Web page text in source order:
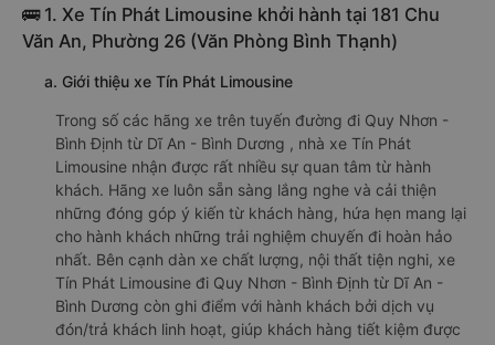
🚌 1. Xe Tín Phát Limousine khởi hành tại 181 Chu
Văn An, Phường 26 (Văn Phòng Bình Thạnh)
a. Giới thiệu xe Tín Phát Limousine
Trong số các hãng xe trên tuyến đường đi Quy Nhơn -
Bình Định từ Dĩ An - Bình Dương , nhà xe Tín Phát
Limousine nhận được rất nhiều sự quan tâm từ hành
khách. Hãng xe luôn sẵn sàng lắng nghe và cải thiện
những đóng góp ý kiến từ khách hàng, hứa hẹn mang lại
cho hành khách những trải nghiệm chuyến đi hoàn hảo
nhất. Bên cạnh dàn xe chất lượng, nội thất tiện nghi, xe
Tín Phát Limousine đi Quy Nhơn - Bình Định từ Dĩ An -
Bình Dương còn ghi điểm với hành khách bởi dịch vụ
đón/trả khách linh hoạt, giúp khách hàng tiết kiệm được